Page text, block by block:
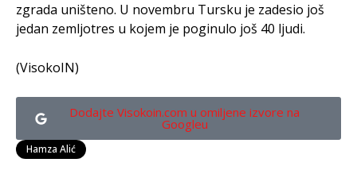
zgrada uništeno. U novembru Tursku je zadesio još
jedan zemljotres u kojem je poginulo još 40 ljudi.
(VisokoIN)
Dodajte Visokoin.com u omiljene izvore na
Googleu
Hamza Alić